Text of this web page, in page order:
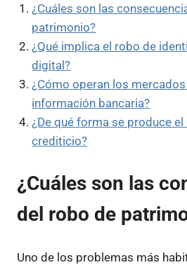
¿Cuáles son las
patrimonio?
¿Qué implica el robo de
digital?
¿Cómo operan los
información bancaria?
¿De qué forma se produce
crediticio?
¿Cuáles son las
del robo de
Uno de los problemas más